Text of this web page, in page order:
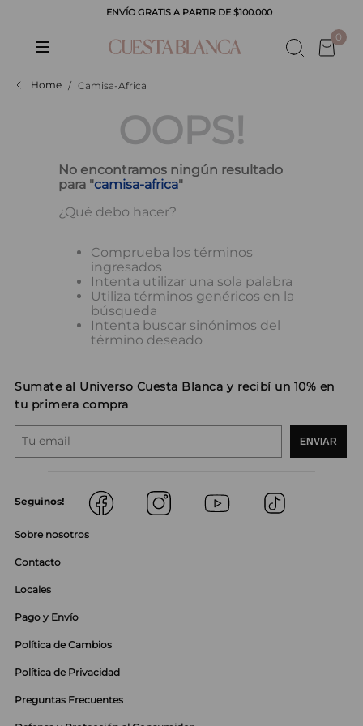
ENVÍO GRATIS A PARTIR DE $100.000
0
Camisa-Africa
OOPS!
No encontramos ningún resultado
para "camisa-africa"
¿Qué debo hacer?
Comprueba los términos
ingresados
Intenta utilizar una sola palabra
Utiliza términos genéricos en la
búsqueda
Intenta buscar sinónimos del
término deseado
Sumate al Universo Cuesta Blanca y recibí un 10% en
tu primera compra
ENVIAR
Seguinos!
Sobre nosotros
Contacto
Locales
Pago y Envío
Política de Cambios
Política de Privacidad
Preguntas Frecuentes